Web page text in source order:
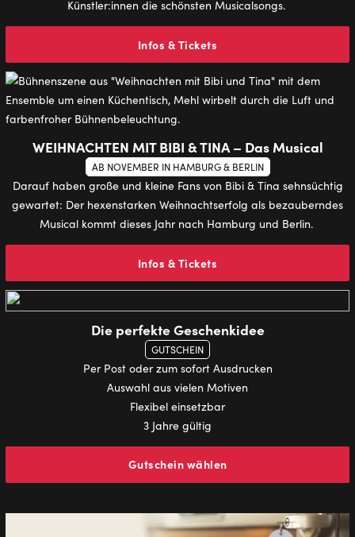
Künstler:innen die schönsten Musicalsongs.
Infos & Tickets
WEIHNACHTEN MIT BIBI & TINA – Das Musical
AB NOVEMBER IN HAMBURG & BERLIN
Darauf haben große und kleine Fans von Bibi & Tina sehnsüchtig
gewartet: Der hexenstarken Weihnachtserfolg als bezauberndes
Musical kommt dieses Jahr nach Hamburg und Berlin.
Infos & Tickets
Die perfekte Geschenkidee
GUTSCHEIN
Per Post oder zum sofort Ausdrucken
Auswahl aus vielen Motiven
Flexibel einsetzbar
3 Jahre gültig
Gutschein wählen